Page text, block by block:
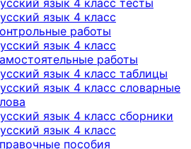
язык 4 класс тесты
язык 4 класс
работы
язык 4 класс
работы
язык 4 класс таблицы
язык 4 класс словарные
язык 4 класс сборники
язык 4 класс
пособия